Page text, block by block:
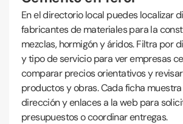
En el directorio local puedes localizar
fabricantes de materiales para la
mezclas, hormigón y áridos. Filtra por
y tipo de servicio para ver empresas
comparar precios orientativos y
productos y obras. Cada ficha
dirección y enlaces a la web para
presupuestos o coordinar entregas.